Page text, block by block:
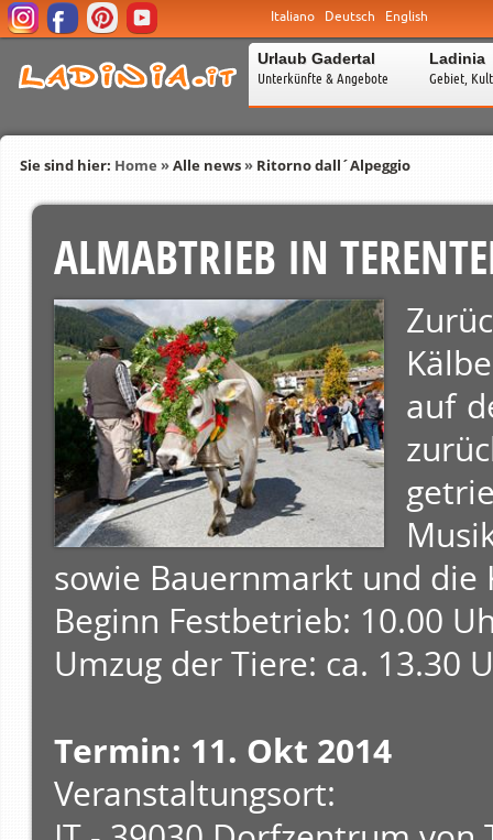
Italiano Deutsch English
Urlaub Gadertal
Unterkünfte & Angebote
Ladinia
Gebiet,
Sie sind hier: Home »Alle news» Ritorno dall´Alpeggio
ALMABTRIEB IN
auf
sowie Bauernmarkt und
Beginn Festbetrieb: 10.00
Umzug der Tiere: ca. 13.30
Termin: 11. Okt 2014
Veranstaltungsort: